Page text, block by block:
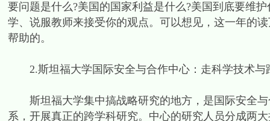
要问题是什么?美国的国家利益是什么?美国到底要维
学、说服教师来接受你的观点。可以想见，这一年的
帮助的。
2.斯坦福大学国际安全与合作中心：走科学技术与
斯坦福大学集中搞战略研究的地方，是国际安全与
系，开展真正的跨学科研究。中心的研究人员分成两